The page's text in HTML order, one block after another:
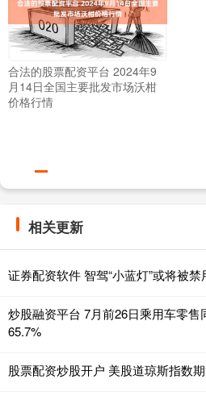
合法的股票配资平台 2024年9
月14日全国主要批发市场沃柑
价格行情
相关更新
证券配资软件 智驾“小蓝灯”或将被禁
炒股融资平台 7月前26日乘用车零
65.7%
股票配资炒股开户 美股道琼斯指数